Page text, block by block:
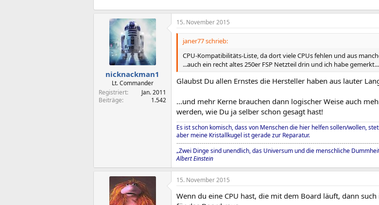
nicknackman1
Lt. Commander
Registriert
Jan. 2011
Beiträge
1.542
15. November 2015
janer77 schrieb:
CPU-Kompatibilitäts-Liste, da dort viele CPUs fehlen und aus
...auch ein recht altes 250er FSP Netzteil drin und ich habe gemerkt...
Glaubst Du allen Ernstes die Hersteller haben aus lauter
...und mehr Kerne brauchen dann logischer Weise auch
werden, wie Du ja selber schon gesagt hast!
Es ist schon komisch, dass von Menschen die hier helfen sollen/wollen,
aber meine Kristallkugel ist gerade zur Reparatur.
„Zwei Dinge sind unendlich, das Universum und die menschliche
Albert Einstein
15. November 2015
Wenn du eine CPU hast, die mit dem Board läuft, dann